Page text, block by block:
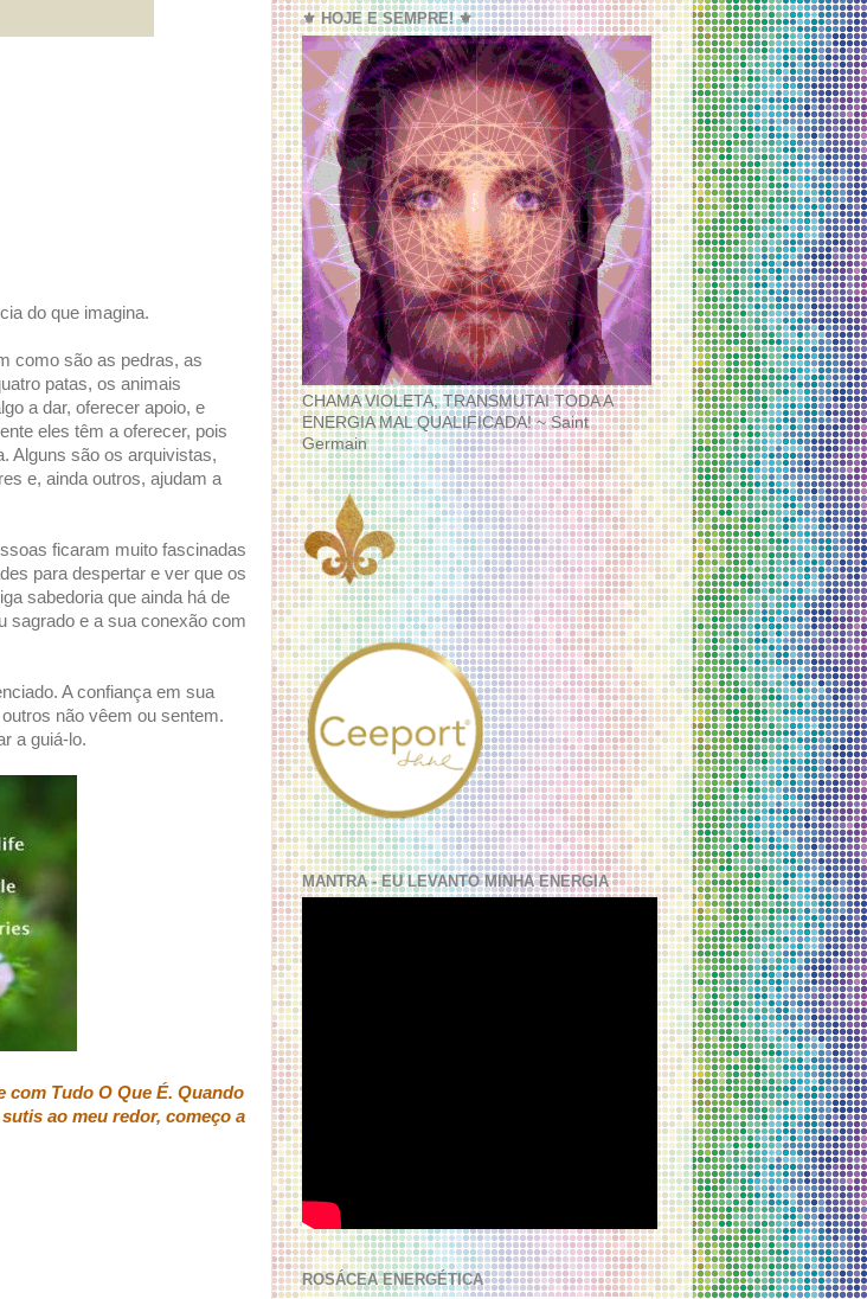
do que imagina.
como são as pedras, as
patas, os animais
a dar, oferecer apoio, e
eles têm a oferecer, pois
Alguns são os arquivistas,
e, ainda outros, ajudam a
ficaram muito fascinadas
para despertar e ver que os
sabedoria que ainda há de
sagrado e a sua conexão com
A confiança em sua
não vêem ou sentem.
a guiá-lo.
com Tudo O Que É. Quando
ao meu redor, começo a
⚜️ HOJE E SEMPRE! ⚜️
CHAMA VIOLETA, TRANSMUTAI TODA A
ENERGIA MAL QUALIFICADA! ~ Saint
Germain
MANTRA - EU LEVANTO MINHA ENERGIA
ROSÁCEA ENERGÉTICA